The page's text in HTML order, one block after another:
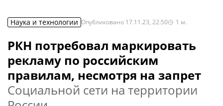
Наука и технологии Опубликовано 17.11.23, 22:50 1 м.
РКН потребовал маркировать
рекламу по российским
правилам, несмотря на запрет
Социальной сети на территории